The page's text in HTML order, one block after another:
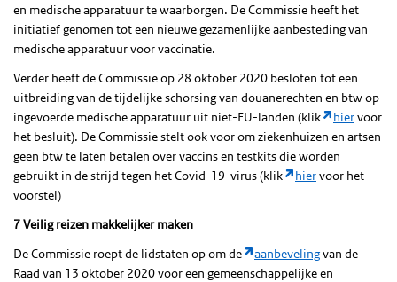
en medische apparatuur te waarborgen. De Commissie heeft het
initiatief genomen tot een nieuwe gezamenlijke aanbesteding van
medische apparatuur voor vaccinatie.
Verder heeft de Commissie op 28 oktober 2020 besloten tot een
uitbreiding van de tijdelijke schorsing van douanerechten en btw op
ingevoerde medische apparatuur uit niet-EU-landen (klik
hiervoor
het besluit). De Commissie stelt ook voor om ziekenhuizen en artsen
geen btw te laten betalen over vaccins en testkits die worden
gebruikt in de strijd tegen het Covid-19-virus (klik
hiervoor het
voorstel)
7 Veilig reizen makkelijker maken
De Commissie roept de lidstaten op om de
aanbevelingvan de
Raad van 13 oktober 2020 voor een gemeenschappelijke en